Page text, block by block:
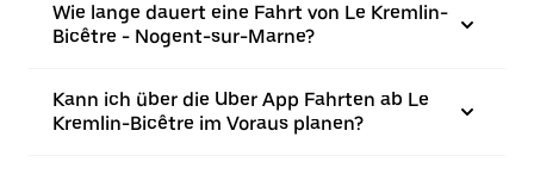
Wie lange dauert eine Fahrt von Le Kremlin-
Bicêtre - Nogent-sur-Marne?
Kann ich über die Uber App Fahrten ab Le
Kremlin-Bicêtre im Voraus planen?